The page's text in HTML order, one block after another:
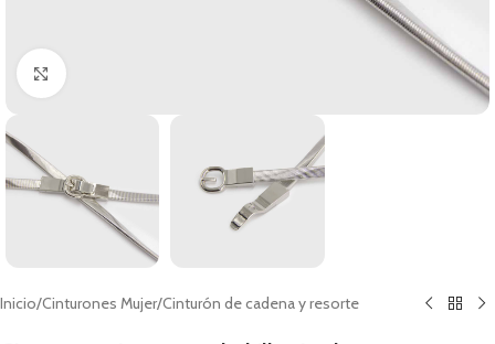
Clic para ampliar
Inicio/Cinturones Mujer/Cinturón de cadena y resorte